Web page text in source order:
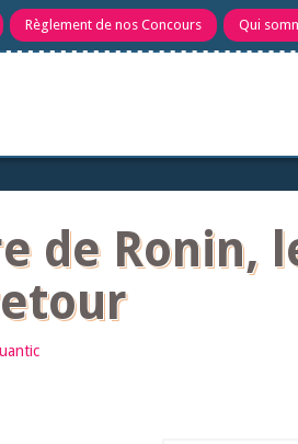
Règlement de nos Concours Qui
de Ronin,